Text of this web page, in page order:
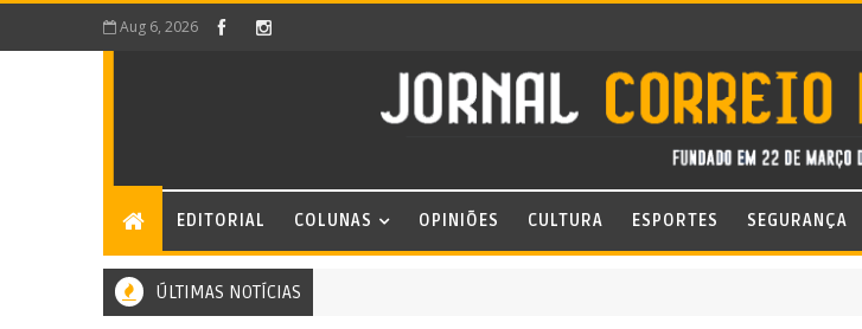
Aug 6, 2026
EDITORIAL COLUNAS OPINIÕES CULTURA ESPORTES SEGURANÇA
ÚLTIMAS NOTÍCIAS